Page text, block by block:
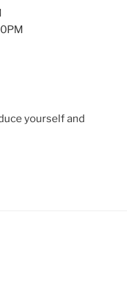
yourself and